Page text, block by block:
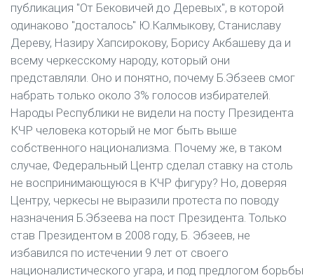
публикация "От Бековичей до Деревых", в которой
одинаково "досталось" Ю.Калмыкову, Станиславу
Дереву, Назиру Хапсирокову, Борису Акбашеву да и
всему черкесскому народу, который они
представляли. Оно и понятно, почему Б.Эбзеев смог
набрать только около 3% голосов избирателей.
Народы Республики не видели на посту Президента
КЧР человека который не мог быть выше
собственного национализма. Почему же, в таком
случае, Федеральный Центр сделал ставку на столь
не воспринимающуюся в КЧР фигуру? Но, доверяя
Центру, черкесы не выразили протеста по поводу
назначения Б.Эбзеева на пост Президента. Только
став Президентом в 2008 году, Б. Эбзеев, не
избавился по истечении 9 лет от своего
националистического угара, и под предлогом борьбы